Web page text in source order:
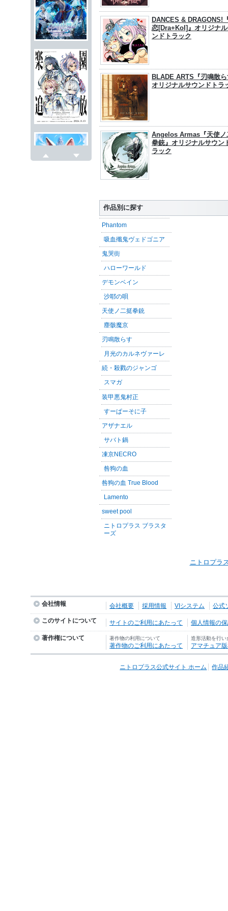
DANCES & DRAGONS!
恋[Dra+KoI]』オリジナ
ンドトラック
BLADE ARTS『刃鳴散
オリジナルサウンドトラ
Angelos Armas『天使ノ
拳銃』オリジナルサウン
ラック
作品別に探す
Phantom
吸血殲鬼ヴェドゴニア
鬼哭街
ハローワールド
デモンベイン
沙耶の唄
天使ノ二挺拳銃
塵骸魔京
刃鳴散らす
月光のカルネヴァーレ
続・殺戮のジャンゴ
スマガ
装甲悪鬼村正
すーぱーそに子
アザナエル
サバト鍋
凍京NECRO
咎狗の血
咎狗の血 True Blood
Lamento
sweet pool
ニトロプラス ブラスタ
ーズ
ニトロプラ
会社情報 会社概要 採用情報 VIシステム 公式
このサイトについて サイトのご利用にあたって 個人情報の
著作権について 著作物の利用について
著作物のご利用にあたって
造形活動を行い
アマチュア
ニトロプラス公式サイト ホーム 作品